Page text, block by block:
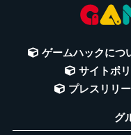
ゲームハックにつ
サイトポ
プレスリリ
グ